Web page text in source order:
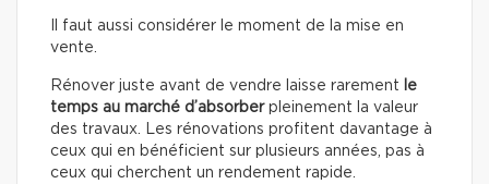
Il faut aussi considérer le moment de la mise en
vente.
Rénover juste avant de vendre laisse rarement
le
temps au marché d’absorberpleinement la valeur
des travaux. Les rénovations profitent davantage à
ceux qui en bénéficient sur plusieurs années, pas à
ceux qui cherchent un rendement rapide.